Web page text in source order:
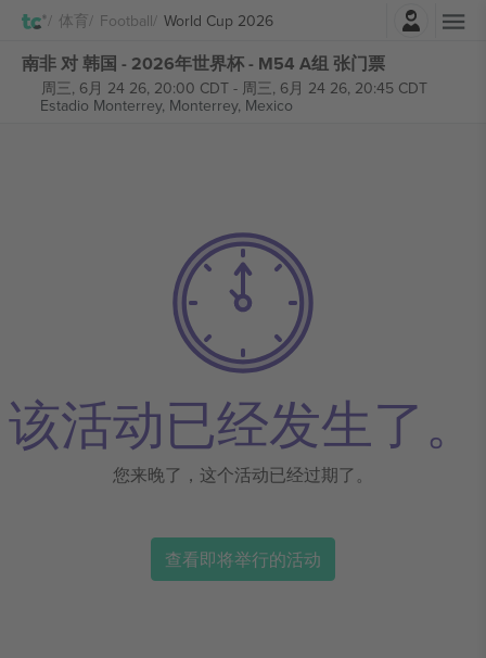
体育 Football World Cup 2026
南非 对 韩国 - 2026年世界杯 - M54 A组 张门票
周三, 6月 24 26, 20:00 CDT- 周三, 6月 24 26, 20:45 CDT
Estadio Monterrey, Monterrey, Mexico
该活动已经发生了。
您来晚了，这个活动已经过期了。
查看即将举行的活动